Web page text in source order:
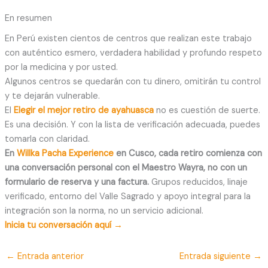
En resumen
En Perú existen cientos de centros que realizan este trabajo
con auténtico esmero, verdadera habilidad y profundo respeto
por la medicina y por usted.
Algunos centros se quedarán con tu dinero, omitirán tu control
y te dejarán vulnerable.
El Elegir el mejor retiro de ayahuasca no es cuestión de suerte.
Es una decisión. Y con la lista de verificación adecuada, puedes
tomarla con claridad.
En Willka Pacha Experience en Cusco, cada retiro comienza con
una conversación personal con el Maestro Wayra, no con un
formulario de reserva y una factura. Grupos reducidos, linaje
verificado, entorno del Valle Sagrado y apoyo integral para la
integración son la norma, no un servicio adicional.
Inicia tu conversación aquí →
← Entrada anterior Entrada siguiente →